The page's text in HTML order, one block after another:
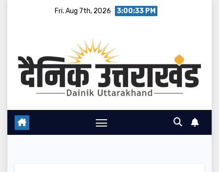
Fri. Aug 7th, 2026 3:00:34 PM